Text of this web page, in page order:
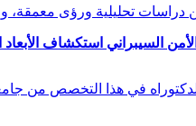
الأمن السيبراني استكشاف الأبعاد
في هذا التخصص من